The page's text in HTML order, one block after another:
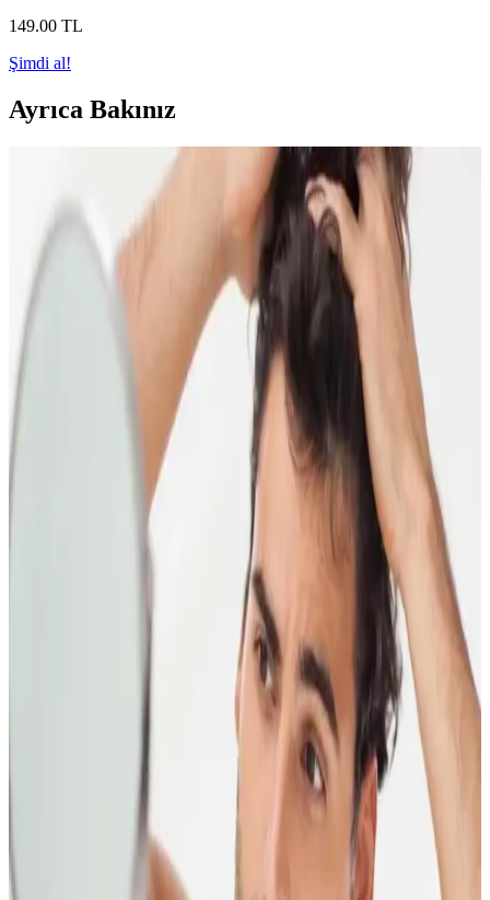
149.00 TL
Şimdi al!
Ayrıca Bakınız
Doğal Denge ve Güzellik Arasındaki Bağlantı:
Güncel Trendler ve Doğal Bakım Yöntemleri
Doğal dengeyi koruma ve güzelliği destekleme yöntemleri, organik
ürünler ve yaşam tarzı alışkanlıklarıyla sağlanıyor. Güncel trendler
ve bilimsel araştırmalar, doğallığın güzellikteki önemini vurguluyor.
Doğal ve Organik El Temizleme Sabunları: Güvenli
ve Çevre Dostu Temizlik Seçenekleri
Doğal ve organik el sabunları, kimyasal içermeyen formülleriyle cilt
sağlığını korur ve çevreye duyarlıdır, güvenli ve sürdürülebilir
2024 Yılında En Popüler Saç Boyası Renkleri ve
Trendleri Rehberi
2024'te doğal ve metalik tonlar öne çıkarken, cesur renkler de
trendlerde. Sağlıklı ve kalıcı saç renkleri için öneriler ve bakım
Doğal Lip Balm Tavsiyeleri ve Dudak Bakımında
Doğal ve etkili lip balm'ler, dudakların nemini korur, çatlamayı önler
ve sağlıklı görünüm sağlar. İçeriğinde doğal yağlar ve bitkisel özler
bulunur, düzenli kullanım dudak sağlığını destekler.
Organik Saç Boyaları: Kimyasal İçeriksiz Doğal
Güzellik ve Saç Sağlığı İçin Tercih Edilen Ürünler
Organik saç boyaları, kimyasal içermeyen doğal içerikleriyle saç
sağlığını korur, çevre dostudur ve uzun vadede saçlara zarar vermez,
sağlıklı ve doğal görünüm sağlar.